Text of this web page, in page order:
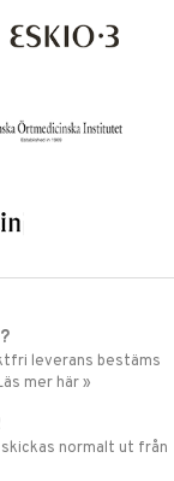
leverans bestäms
mer här »
normalt ut från